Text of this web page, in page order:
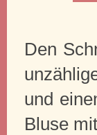
Den
und
Bluse